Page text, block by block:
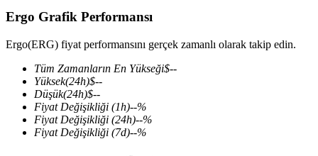
COIN-M Vadeli İşlemleri
Ergo Grafik Performansı
Ergo(ERG) fiyat performansını gerçek zamanlı olarak takip edin.
Tüm Zamanların En Yükseği$--
Yüksek(24h)$--
Düşük(24h)$--
Fiyat Değişikliği (1h)--%
Fiyat Değişikliği (24h)--%
Fiyat Değişikliği (7d)--%